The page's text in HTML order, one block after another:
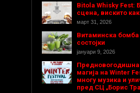
Bitola Whisky Fest:
сцена, вискито
март 31, 2026
Витаминска бомба
состојки
јануари 9, 2026
Предновогодишнa
магија на Winter
многу музика и
пред СЦ „Борис